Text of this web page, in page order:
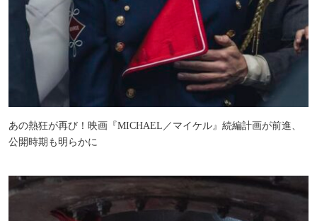
あの熱狂が再び！映画『MICHAEL／マイケル』続編計画が前進、
公開時期も明らかに